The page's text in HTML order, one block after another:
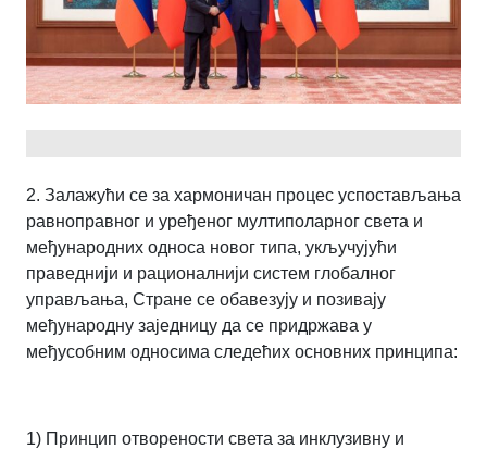
2. Залажући се за хармоничан процес успостављања
равноправног и уређеног мултиполарног света и
међународних односа новог типа, укључујући
праведнији и рационалнији систем глобалног
управљања, Стране се обавезују и позивају
међународну заједницу да се придржава у
међусобним односима следећих основних принципа:
1) Принцип отворености света за инклузивну и